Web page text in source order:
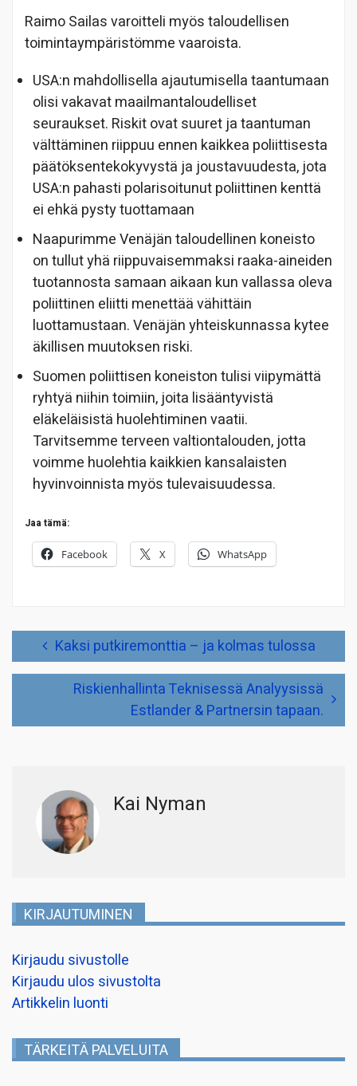
Raimo Sailas varoitteli myös taloudellisen
toimintaympäristömme vaaroista.
USA:n mahdollisella ajautumisella taantumaan
olisi vakavat maailmantaloudelliset
seuraukset. Riskit ovat suuret ja taantuman
välttäminen riippuu ennen kaikkea poliittisesta
päätöksentekokyvystä ja joustavuudesta, jota
USA:n pahasti polarisoitunut poliittinen kenttä
ei ehkä pysty tuottamaan
Naapurimme Venäjän taloudellinen koneisto
on tullut yhä riippuvaisemmaksi raaka-aineiden
tuotannosta samaan aikaan kun vallassa oleva
poliittinen eliitti menettää vähittäin
luottamustaan. Venäjän yhteiskunnassa kytee
äkillisen muutoksen riski.
Suomen poliittisen koneiston tulisi viipymättä
ryhtyä niihin toimiin, joita lisääntyvistä
eläkeläisistä huolehtiminen vaatii.
Tarvitsemme terveen valtiontalouden, jotta
voimme huolehtia kaikkien kansalaisten
hyvinvoinnista myös tulevaisuudessa.
Jaa tämä:
Facebook X WhatsApp
ArtikkelienKaksi putkiremonttia – ja kolmas tulossa
Riskienhallinta Teknisessä Analyysissä
Estlander & Partnersin tapaan.
Kai Nyman
KIRJAUTUMINEN
Kirjaudu sivustolle
Kirjaudu ulos sivustolta
Artikkelin luonti
TÄRKEITÄ PALVELUITA